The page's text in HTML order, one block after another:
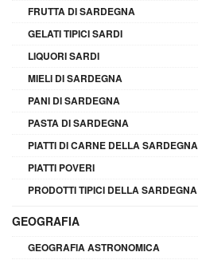
FRUTTA DI SARDEGNA
GELATI TIPICI SARDI
LIQUORI SARDI
MIELI DI SARDEGNA
PANI DI SARDEGNA
PASTA DI SARDEGNA
PIATTI DI CARNE DELLA SARDEGNA
PIATTI POVERI
PRODOTTI TIPICI DELLA SARDEGNA
GEOGRAFIA
GEOGRAFIA ASTRONOMICA